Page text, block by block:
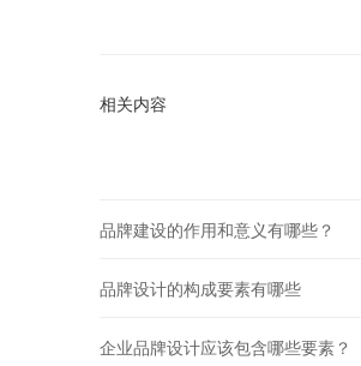
相关内容
品牌建设的作用和意义有哪些？
品牌设计的构成要素有哪些
企业品牌设计应该包含哪些要素？